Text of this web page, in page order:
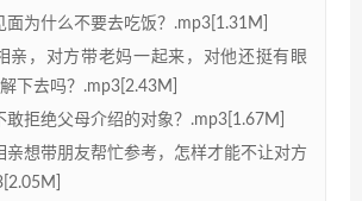
为什么不要去吃饭？.mp3[1.31M]
亲，对方带老妈一起来，对他还挺有眼
下去吗？.mp3[2.43M]
拒绝父母介绍的对象？.mp3[1.67M]
亲想带朋友帮忙参考，怎样才能不让对方